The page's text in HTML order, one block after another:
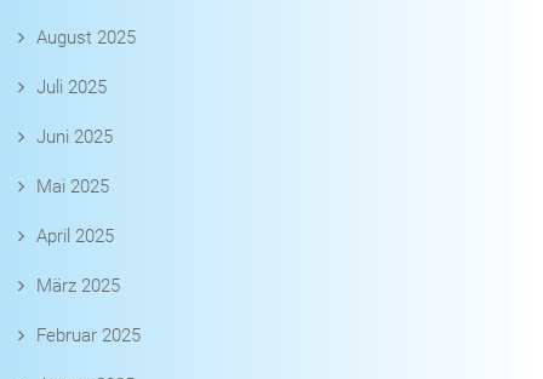
August 2025
Juli 2025
Juni 2025
Mai 2025
April 2025
März 2025
Februar 2025